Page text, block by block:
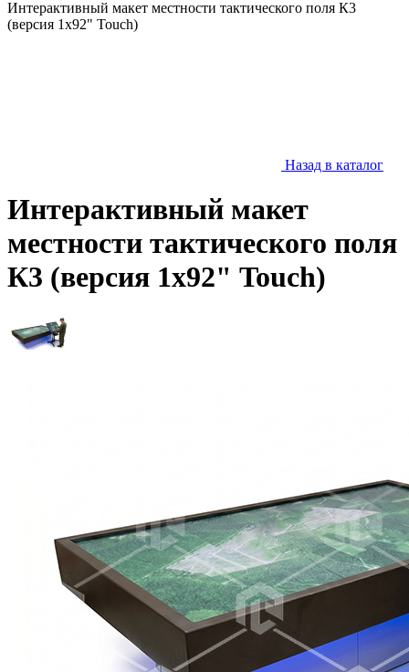
Интерактивный макет местности тактического поля К3
(версия 1х92" Touch)
Назад в каталог
Интерактивный макет
местности тактического поля
К3 (версия 1х92" Touch)